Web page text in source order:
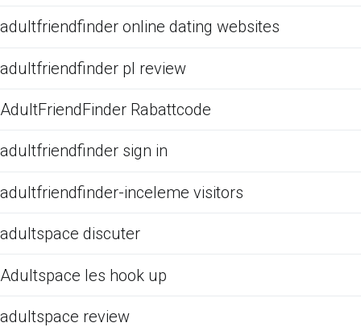
adultfriendfinder online dating websites
adultfriendfinder pl review
AdultFriendFinder Rabattcode
adultfriendfinder sign in
adultfriendfinder-inceleme visitors
adultspace discuter
Adultspace les hook up
adultspace review